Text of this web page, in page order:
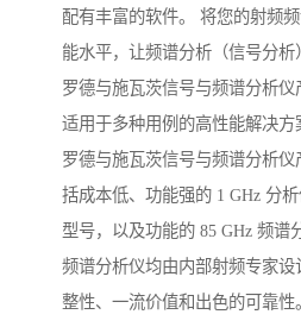
配有丰富的软件。 将您的射频
能水平，让频谱分析（信号分析
罗德与施瓦茨信号与频谱分析仪
适用于多种用例的高性能解决方
罗德与施瓦茨信号与频谱分析
括成本低、功能强的 1 GHz 分
型号，以及功能的 85 GHz 频谱
频谱分析仪均由内部射频专家
整性、一流价值和出色的可靠性。